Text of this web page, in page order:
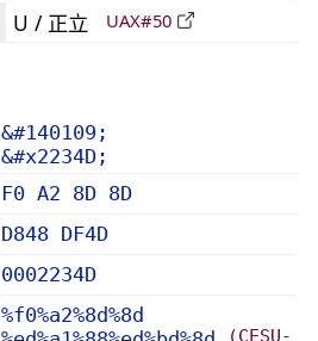
U / 正立 UAX#50
&#140109;
&#x2234D;
F0 A2 8D 8D
D848 DF4D
0002234D
%f0%a2%8d%8d
(CESU-